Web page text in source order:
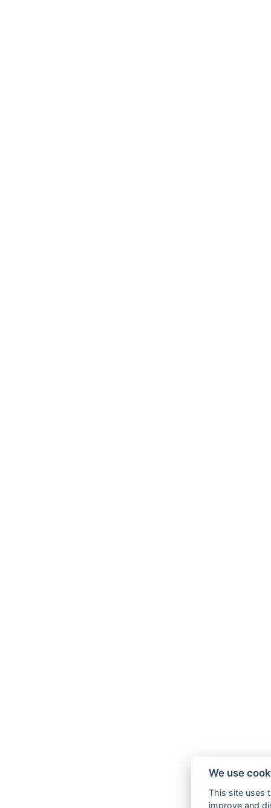
We use
This site uses
improve and